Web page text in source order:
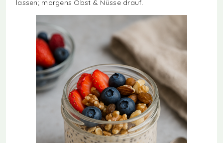
lassen; morgens Obst & Nüsse drauf.